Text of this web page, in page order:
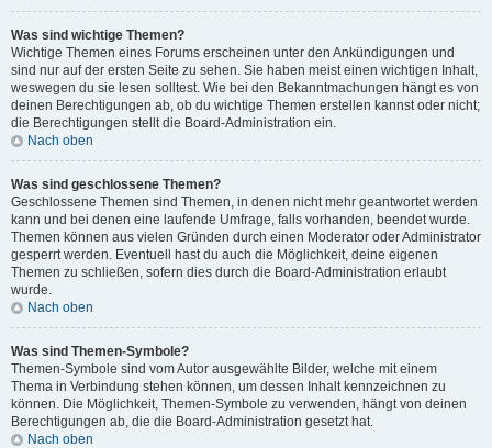
Was sind wichtige Themen?
Wichtige Themen eines Forums erscheinen unter den Ankündigungen und
sind nur auf der ersten Seite zu sehen. Sie haben meist einen wichtigen Inhalt,
weswegen du sie lesen solltest. Wie bei den Bekanntmachungen hängt es von
deinen Berechtigungen ab, ob du wichtige Themen erstellen kannst oder nicht;
die Berechtigungen stellt die Board-Administration ein.
Nach oben
Was sind geschlossene Themen?
Geschlossene Themen sind Themen, in denen nicht mehr geantwortet werden
kann und bei denen eine laufende Umfrage, falls vorhanden, beendet wurde.
Themen können aus vielen Gründen durch einen Moderator oder Administrator
gesperrt werden. Eventuell hast du auch die Möglichkeit, deine eigenen
Themen zu schließen, sofern dies durch die Board-Administration erlaubt
wurde.
Nach oben
Was sind Themen-Symbole?
Themen-Symbole sind vom Autor ausgewählte Bilder, welche mit einem
Thema in Verbindung stehen können, um dessen Inhalt kennzeichnen zu
können. Die Möglichkeit, Themen-Symbole zu verwenden, hängt von deinen
Berechtigungen ab, die die Board-Administration gesetzt hat.
Nach oben